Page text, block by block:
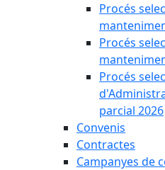
Procés
Procés
Procés
parcial 2026
Convenis
Contractes
Campanyes de